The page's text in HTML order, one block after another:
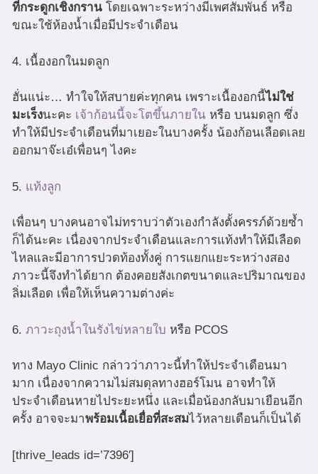
ที่กระดูกเชิงกราน โดยเฉพาะระหว่างมีเพศสัมพันธ์ หรือ
ขณะใช้ห้องน้ำเมื่อมีประจำเดือน
4. เนื้องอกในมดลูก
ฮั่นแน่ะ… ทำใจให้สบายค่ะทุกคน เพราะเนื้องอกนี้ไม่ใช่
มะเร็งนะคะ เจ้าก้อนนี้จะโตขึ้นภายใน หรือ บนมดลูก ซึ่ง
ทำให้มีประจำเดือนที่มาเยอะในบางครั้ง น้องก้อนเลือดเลย
ออกมาจ๊ะเอ๋เพื่อนๆ ไงคะ
5. แท้งลูก
เพื่อนๆ บางคนอาจไม่ทราบว่าตัวเองกำลังตั้งครรภ์ด้วยซ้ำ
ก็ได้นะคะ เนื่องจากประจำเดือนและการแท้งทำให้มีเลือด
ไหลและมีอาการปวดท้องทั้งคู่ การแยกแยะระหว่างสอง
ภาวะนี้จึงทำได้ยาก ต้องคอยสังเกตขนาดและปริมาณของ
ลิ่มเลือด เพื่อให้เห็นความต่างค่ะ
6. ภาวะถุงน้ำในรังไข่หลายใบ หรือ PCOS
ทาง Mayo Clinic กล่าวว่าภาวะนี้ทำให้ประจำเดือนมา
มาก เนื่องจากความไม่สมดุลทางฮอร์โมน อาจทำให้
ประจำเดือนหายไประยะหนึ่ง และเมื่อน้องกลับมาเยือนอีก
ครั้ง อาจจะมาพร้อมเนื้อเยื่อที่สะสมไว้หลายเดือนก็เป็นได้
[thrive_leads id=’7396′]